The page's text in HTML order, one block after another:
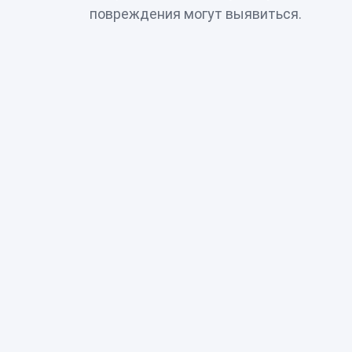
повреждения могут выявиться.